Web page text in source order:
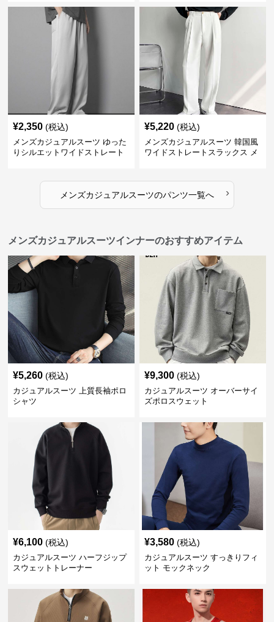
¥2,350 (税込)
メンズカジュアルスーツ ゆった
りシルエットワイドストレート
¥5,220 (税込)
メンズカジュアルスーツ 韓国風
ワイドストレートスラックス メ
メンズカジュアルスーツのパンツ一覧へ ›
メンズカジュアルスーツインナーのおすすめアイテム
¥5,260 (税込)
カジュアルスーツ 上質長袖ポロ
シャツ
¥9,300 (税込)
カジュアルスーツ オーバーサイ
ズポロスウェット
¥6,100 (税込)
カジュアルスーツ ハーフジップ
スウェットトレーナー
¥3,580 (税込)
カジュアルスーツ すっきりフィ
ット モックネック